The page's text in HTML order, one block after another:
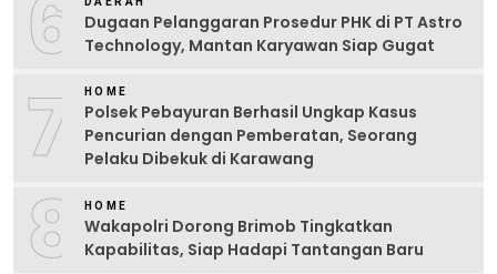
6
Dugaan Pelanggaran Prosedur PHK di PT Astro
Technology, Mantan Karyawan Siap Gugat
7 HOME
Polsek Pebayuran Berhasil Ungkap Kasus
Pencurian dengan Pemberatan, Seorang
Pelaku Dibekuk di Karawang
8 HOME
Wakapolri Dorong Brimob Tingkatkan
Kapabilitas, Siap Hadapi Tantangan Baru